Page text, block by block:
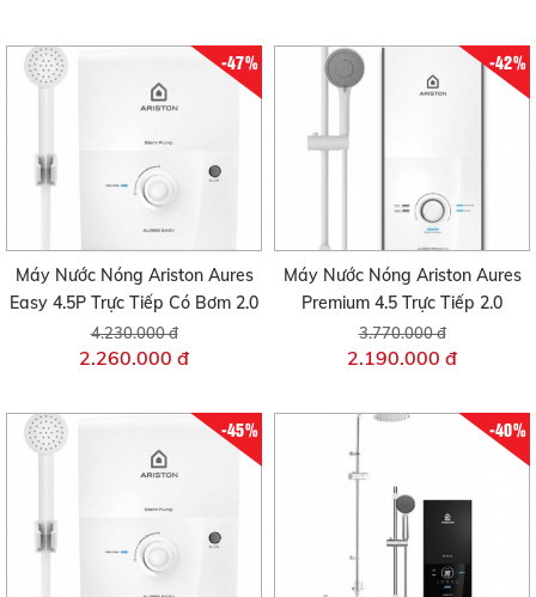
-47%
Máy Nước Nóng Ariston Aures
Easy 4.5P Trực Tiếp Có Bơm 2.0
4.230.000 đ
2.260.000 đ
-42%
Máy Nước Nóng Ariston Aures
Premium 4.5 Trực Tiếp 2.0
3.770.000 đ
2.190.000 đ
-45% -40%